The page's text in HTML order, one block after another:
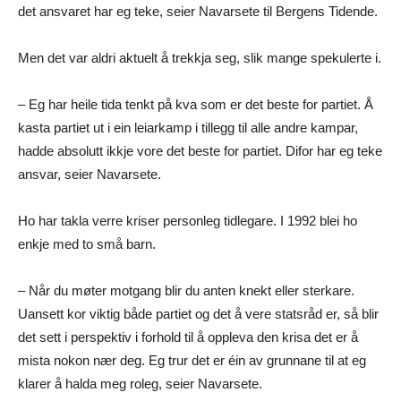
det ansvaret har eg teke, seier Navarsete til Bergens Tidende.
Men det var aldri aktuelt å trekkja seg, slik mange spekulerte i.
– Eg har heile tida tenkt på kva som er det beste for partiet. Å
kasta partiet ut i ein leiarkamp i tillegg til alle andre kampar,
hadde absolutt ikkje vore det beste for partiet. Difor har eg teke
ansvar, seier Navarsete.
Ho har takla verre kriser personleg tidlegare. I 1992 blei ho
enkje med to små barn.
– Når du møter motgang blir du anten knekt eller sterkare.
Uansett kor viktig både partiet og det å vere statsråd er, så blir
det sett i perspektiv i forhold til å oppleva den krisa det er å
mista nokon nær deg. Eg trur det er éin av grunnane til at eg
klarer å halda meg roleg, seier Navarsete.